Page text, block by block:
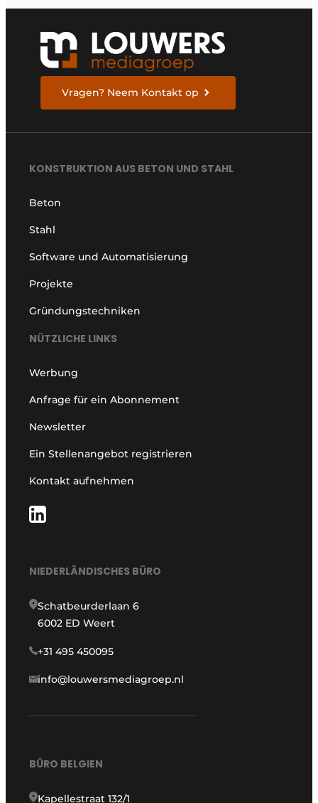
Vragen? Neem Kontakt op
KONSTRUKTION AUS BETON UND STAHL
Beton
Stahl
Software und Automatisierung
Projekte
Gründungstechniken
NÜTZLICHE LINKS
Werbung
Anfrage für ein Abonnement
Newsletter
Ein Stellenangebot registrieren
Kontakt aufnehmen
NIEDERLÄNDISCHES BÜRO
Schatbeurderlaan 6
6002 ED Weert
+31 495 450095
info@louwersmediagroep.nl
BÜRO BELGIEN
Kapellestraat 132/1